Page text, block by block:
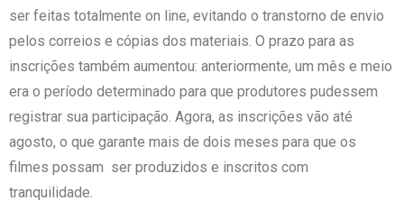
ser feitas totalmente on line, evitando o transtorno de envio
pelos correios e cópias dos materiais. O prazo para as
inscrições também aumentou: anteriormente, um mês e meio
era o período determinado para que produtores pudessem
registrar sua participação. Agora, as inscrições vão até
agosto, o que garante mais de dois meses para que os
filmes possam ser produzidos e inscritos com
tranquilidade.